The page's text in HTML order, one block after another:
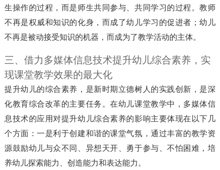
生操作的过程，而是师生共同参与、共同学习的过程。教师
不再是权威和知识的化身，而成了幼儿学习的促进者；幼儿
不再是被动接受知识的机器，而成为了教学活动的主体。
三、借力多媒体信息技术提升幼儿综合素养，实
现课堂教学效果的最大化
提升幼儿的综合素养，是新时期立德树人的实践创新，是深
化教育综合改革的主要任务。在幼儿课堂教学中，多媒体信
息技术的应用对提升幼儿综合素养的影响主要体现在以下几
个方面：一是利于创建和谐的课堂气氛，通过丰富的教学资
源鼓励幼儿与众不同、异想天开、勇于参与、不怕困难，培
养幼儿探索能力、创造能力和表达能力。